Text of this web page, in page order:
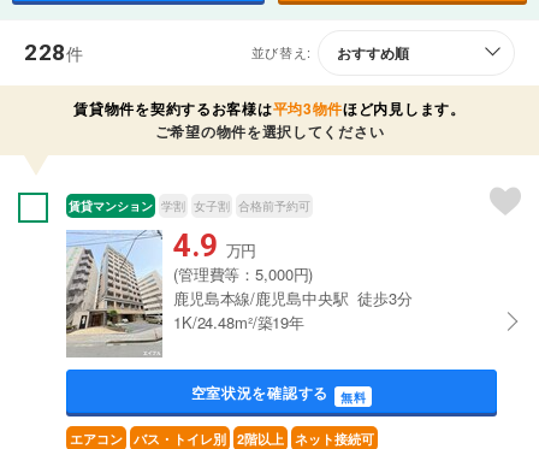
228件 並び替え:
賃貸物件を契約するお客様は平均3物件ほど内見します。
ご希望の物件を選択してください
賃貸マンション 学割 女子割 合格前予約可
4.9 万円
(管理費等：5,000円)
鹿児島本線/鹿児島中央駅 徒歩3分
1K/24.48m²/築19年
空室状況を確認する 無料
エアコン バス・トイレ別 2階以上 ネット接続可